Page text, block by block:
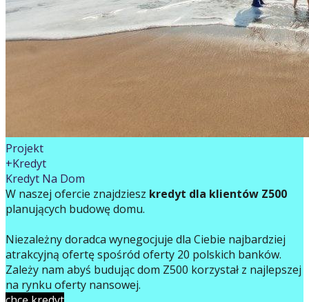
Projekt
+Kredyt
Kredyt Na Dom
W naszej ofercie znajdziesz kredyt dla klientów Z500
planujących budowę domu.
Niezależny doradca wynegocjuje dla Ciebie najbardziej
atrakcyjną ofertę spośród oferty 20 polskich banków.
Zależy nam abyś budując dom Z500 korzystał z najlepszej
na rynku oferty finansowej.